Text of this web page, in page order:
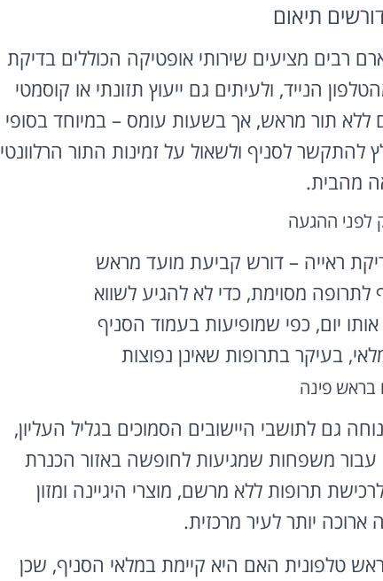
תיאום
רבים מציעים שירותי אופטיקה הכוללים בדיקת
הנייד, ולעיתים גם ייעוץ תזונתי או קוסמטי
ללא תור מראש, אך בשעות עומס – במיוחד בסופי
לסניף ולשאול על זמינות התור הרלוונטי
מהבית.
לפני ההגעה
ראייה – דורש קביעת מועד מראש
מסוימת, כדי לא להגיע לשווא
יום, כפי שמופיעות בעמוד הסניף
בעיקר בתרופות שאינן נפוצות
בראש פינה
גם לתושבי היישובים הסמוכים בגליל העליון,
משפחות שמגיעות לחופשה באזור הכנרת
תרופות ללא מרשם, מוצרי היגיינה ומזון
יותר לעיר מרכזית.
טלפונית האם היא קיימת במלאי הסניף, שכן